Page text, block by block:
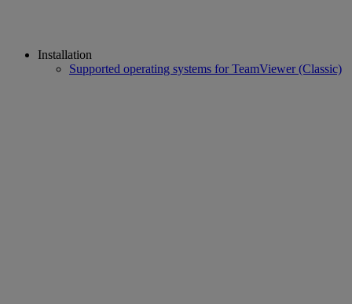
Installation
Supported operating systems for TeamViewer (Classic)